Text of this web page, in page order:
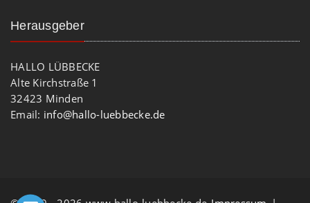
Herausgeber
HALLO LÜBBECKE
Alte Kirchstraße 1
32423 Minden
Email: info@hallo-luebbecke.de